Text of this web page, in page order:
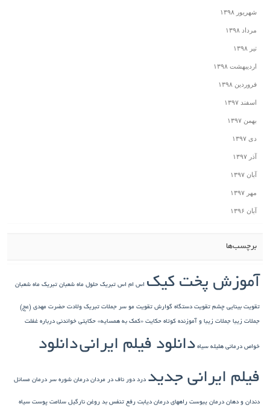
شهریور ۱۳۹۸
مرداد ۱۳۹۸
تیر ۱۳۹۸
اردیبهشت ۱۳۹۸
فروردین ۱۳۹۸
اسفند ۱۳۹۷
بهمن ۱۳۹۷
دی ۱۳۹۷
آذر ۱۳۹۷
آبان ۱۳۹۷
مهر ۱۳۹۷
آبان ۱۳۹۶
برچسب‌ها
آموزش پخت کیک اس ام اس تبریک حلول ماه شعبان تبریک ماه شعبان
تقویت بینایی چشم تقویت دستگاه گوارش تقویت مو سر جملات تبریک ولادت حضرت مهدی (عج)
جملات زیبا جملات زیبا و آموزنده کوتاه حکایت «کمک به همسایه» حکایتی خواندنی درباره غفلت
خواص درمانی هلیله سیاه دانلود فیلم ایرانیدانلود
فیلم ایرانی جدید درد دور ناف در مردان درمان شوره سر درمان مسائل
دندان و دهان درمان یبوست راههای درمان دیابت رفع تنفس بد روغن نارگیل سلامت پوست سیاه